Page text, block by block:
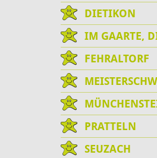
DIETIKON
IM GAARTE,
FEHRALTORF
PRATTELN
SEUZACH